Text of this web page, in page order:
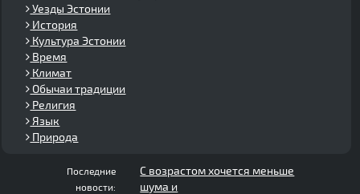
Уезды Эстонии
История
Культура Эстонии
Время
Климат
Обычаи традиции
Религия
Язык
Природа
Последние
новости:
С возрастом хочется меньше
шума и